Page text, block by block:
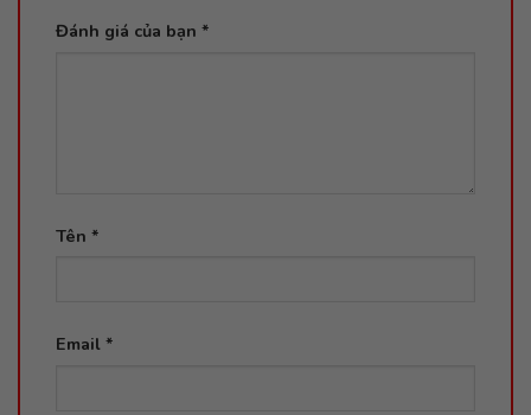
Đánh giá của bạn *
Tên *
Email *